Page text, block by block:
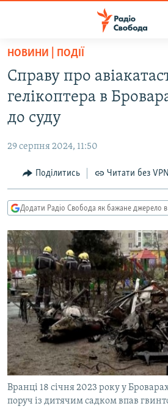
Перейти
основного
матеріалу
до
основної
навігації
Перейти
до
пошуку
ВСЕ ЗА ДОБУ
ЕКОНОМІКА
СУСПІЛЬСТВО
УКРАЇНА
СВІТ
РОСІЙСЬКА «ФІЛЬТРАЦІЯ»
ДОНБАС.РЕАЛІЇ
ТИ ЯК?
СХЕМИ
КИТАЙ.ВИКЛИКИ
МУЛЬТИМЕДІА
ФОТО
СПЕЦПРОЄКТИ
ПОДКАСТИ
КРИМ РЕАЛІЇ
РУС
НОВИНИ | ПОДІЇ
Справу про
гелікоптера в
до суду
29 серпня 2024, 11:50
Поділитись Читати без VPN
Додати Радіо Свобода як бажане джерело
Вранці 18 січня 2023 року у Броварах
поруч із дитячим садком впав